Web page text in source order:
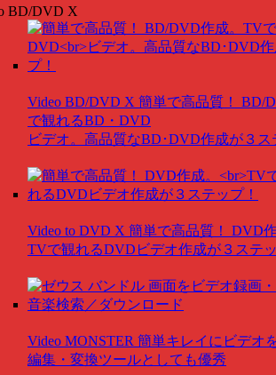
BD/DVD X
Video BD/DVD X 簡単で高品質！ BD/
で観れるBD・DVD
ビデオ。高品質なBD･DVD作成が３ス
Video to DVD X 簡単で高品質！ DVD
TVで観れるDVDビデオ作成が３ステ
Video MONSTER 簡単キレイにビデオ
編集・変換ツールとしても優秀